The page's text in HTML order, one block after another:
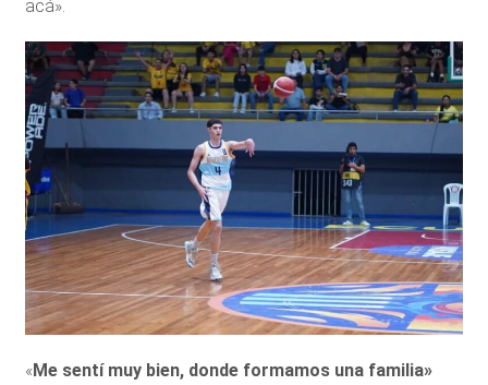
acá».
«Me sentí muy bien, donde formamos una familia»